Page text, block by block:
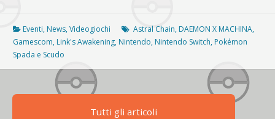
i
giochi
di
Nintendo
alla
fiera
Eventi, News,Videogiochi Astral Chain, DAEMON X MACHINA,
Gamescom, Link's Awakening, Nintendo, Nintendo Switch, Pokémon
Spada e Scudo
Tutti gli articoli